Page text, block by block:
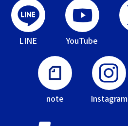
LINE YouTube
note Instagram